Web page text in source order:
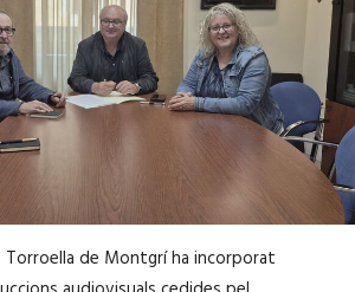
Torroella de Montgríha incorporat